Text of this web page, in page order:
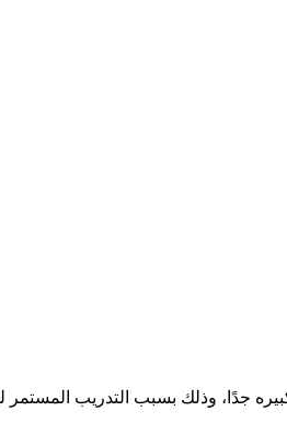
جدًا، وذلك بسبب التدريب المستمر